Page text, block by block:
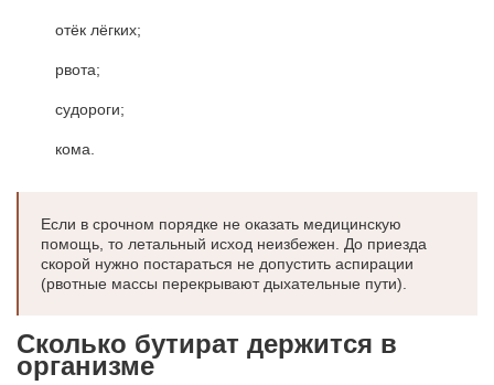
отёк лёгких;
рвота;
судороги;
кома.
Если в срочном порядке не оказать медицинскую
помощь, то летальный исход неизбежен. До приезда
скорой нужно постараться не допустить аспирации
(рвотные массы перекрывают дыхательные пути).
Сколько бутират держится в
организме